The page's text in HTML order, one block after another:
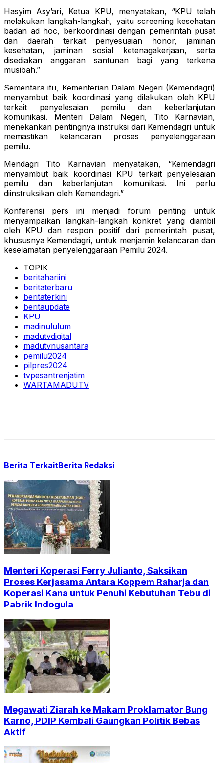
Hasyim Asy’ari, Ketua KPU, menyatakan, “KPU telah
melakukan langkah-langkah, yaitu screening kesehatan
badan ad hoc, berkoordinasi dengan pemerintah pusat
dan daerah terkait penyesuaian honor, jaminan
kesehatan, jaminan sosial ketenagakerjaan, serta
disediakan anggaran santunan bagi yang terkena
musibah.”
Sementara itu, Kementerian Dalam Negeri (Kemendagri)
menyambut baik koordinasi yang dilakukan oleh KPU
terkait penyelesaian pemilu dan keberlanjutan
komunikasi. Menteri Dalam Negeri, Tito Karnavian,
menekankan pentingnya instruksi dari Kemendagri untuk
memastikan kelancaran proses penyelenggaraan
pemilu.
Mendagri Tito Karnavian menyatakan, “Kemendagri
menyambut baik koordinasi KPU terkait penyelesaian
pemilu dan keberlanjutan komunikasi. Ini perlu
diinstruksikan oleh Kemendagri.”
Konferensi pers ini menjadi forum penting untuk
menyampaikan langkah-langkah konkret yang diambil
oleh KPU dan respon positif dari pemerintah pusat,
khususnya Kemendagri, untuk menjamin kelancaran dan
keselamatan penyelenggaraan Pemilu 2024.
TOPIK
beritahariini
beritaterbaru
beritaterkini
beritaupdate
KPU
madinululum
madutvdigital
madutvnusantara
pemilu2024
pilpres2024
tvpesantrenjatim
WARTAMADUTV
Berita TerkaitBerita Redaksi
Menteri Koperasi Ferry Julianto, Saksikan
Proses Kerjasama Antara Koppem Raharja dan
Koperasi Kana untuk Penuhi Kebutuhan Tebu di
Pabrik Indogula
Megawati Ziarah ke Makam Proklamator Bung
Karno, PDIP Kembali Gaungkan Politik Bebas
Aktif